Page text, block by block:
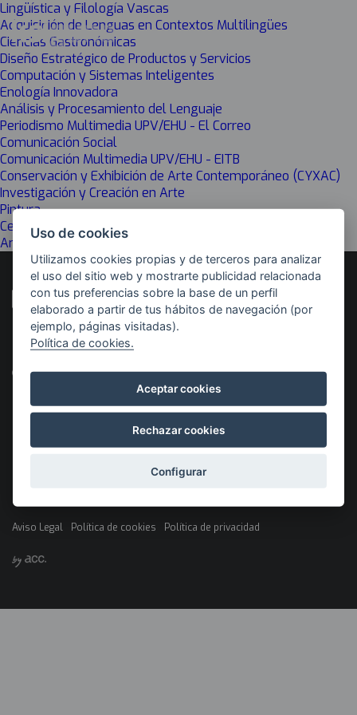
Lingüística y Filología Vascas
Adquisición de Lenguas en Contextos Multilingües
Ciencias Gastronómicas
Diseño Estratégico de Productos y Servicios
Computación y Sistemas Inteligentes
Enología Innovadora
Análisis y Procesamiento del Lenguaje
Periodismo Multimedia UPV/EHU - El Correo
Comunicación Social
Comunicación Multimedia UPV/EHU - EITB
Conservación y Exhibición de Arte Contemporáneo (CYXAC)
Investigación y Creación en Arte
Pintura
Cerámica: Arte y Función
Arte Contemporáneo Tecnológico y Performativo ACTP
Desarrollado por
©2026 KSIGUNE. Todos los derechos reservados
legales
Aviso Legal Política de cookies Política de privacidad
Uso de cookies
Utilizamos cookies propias y de terceros para analizar
el uso del sitio web y mostrarte publicidad relacionada
con tus preferencias sobre la base de un perfil
elaborado a partir de tus hábitos de navegación (por
ejemplo, páginas visitadas).
Política de cookies.
Aceptar cookies
Rechazar cookies
Configurar